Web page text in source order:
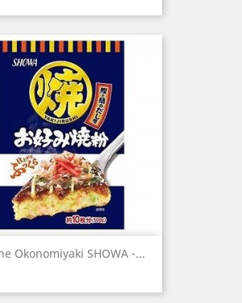
Okonomiyaki SHOWA -...